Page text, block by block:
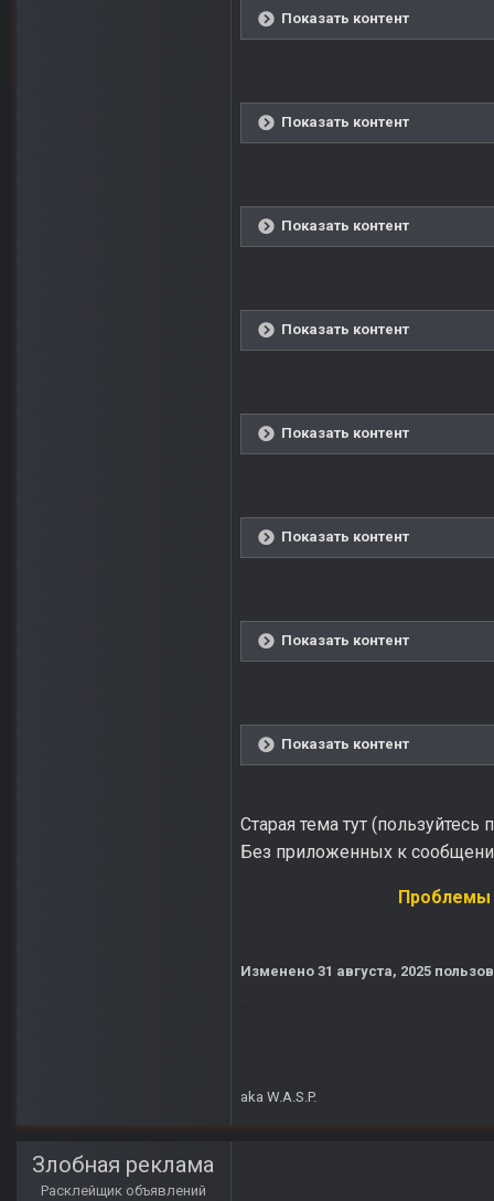
Показать контент
Показать контент
Показать контент
Показать контент
Показать контент
Показать контент
Показать контент
Показать контент
Старая тема тут
Без приложенных к
Проблемы
Изменено 31 августа, 2025
aka W.A.S.P.
Злобная реклама
Расклейщик объявлений